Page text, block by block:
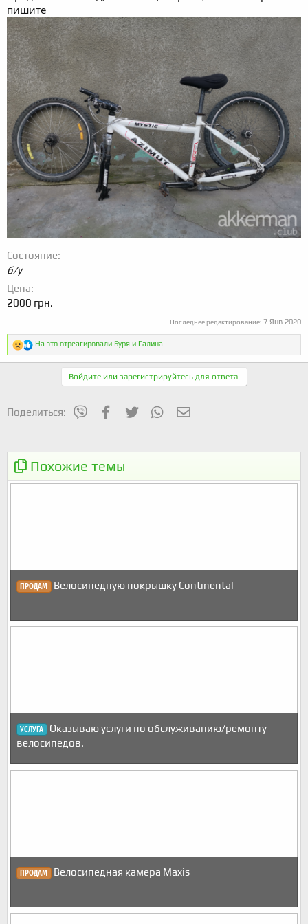
пишите
Состояние
б/у
Цена
2000 грн.
Последнее редактирование: 7 Янв 2020
Р
а
:
На это отреагировали Буря и Галина
Войдите или зарегистрируйтесь для ответа.
Поделиться: mes_viberFacebook
Twitter WhatsAppЭлектронная почта
Похожие темы
ПРОДАМ Велосипедную покрышку Continental
УСЛУГА Оказываю услуги по обслуживанию/ремонту
велосипедов.
ПРОДАМ Велосипедная камера Maxis